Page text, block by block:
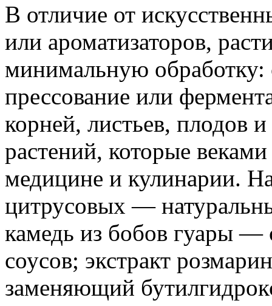
В отличие от
или ароматизаторов,
минимальную обработку:
прессование или
корней, листьев, плодов
растений, которые
медицине и кулинарии.
цитрусовых —
камедь из бобов гуары —
соусов; экстракт
заменяющий